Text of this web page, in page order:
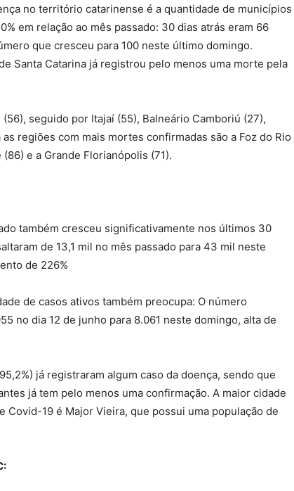
no território catarinense é a quantidade de municípios
em relação ao mês passado: 30 dias atrás eram 66
que cresceu para 100 neste último domingo.
Santa Catarina já registrou pelo menos uma morte pela
seguido por Itajaí (55), Balneário Camboriú (27),
regiões com mais mortes confirmadas são a Foz do Rio
e a Grande Florianópolis (71).
também cresceu significativamente nos últimos 30
de 13,1 mil no mês passado para 43 mil neste
de 226%
de casos ativos também preocupa: O número
no dia 12 de junho para 8.061 neste domingo, alta de
já registraram algum caso da doença, sendo que
já tem pelo menos uma confirmação. A maior cidade
Covid-19 é Major Vieira, que possui uma população de